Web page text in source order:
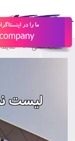
صفحه اصلی
لیست